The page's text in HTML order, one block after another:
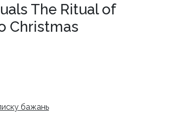
The Ritual of
Christmas
бажань